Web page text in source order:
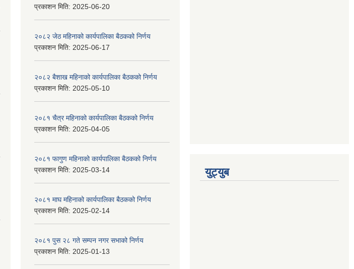
प्रकाशन मिति: 2025-06-20
२०८२ जेठ महिनाको कार्यपालिका बैठकको निर्णय
प्रकाशन मिति: 2025-06-17
२०८२ बैशाख महिनाको कार्यपालिका बैठकको निर्णय
प्रकाशन मिति: 2025-05-10
२०८१ चैत्र महिनाको कार्यपालिका बैठकको निर्णय
प्रकाशन मिति: 2025-04-05
२०८१ फागुण महिनाको कार्यपालिका बैठकको निर्णय
प्रकाशन मिति: 2025-03-14
२०८१ माघ महिनाको कार्यपालिका बैठकको निर्णय
प्रकाशन मिति: 2025-02-14
२०८१ पुस २८ गते सम्प‍न नगर सभाको निर्णय
प्रकाशन मिति: 2025-01-13
युट्युब